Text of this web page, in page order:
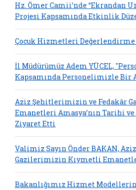
Hz. Ömer Camii’nde “Ekrandan
Projesi Kapsamında Etkinlik
Çocuk Hizmetleri
İl Müdürümüz Adem YÜCEL,
Kapsamında Personelimizle Bir
Aziz Şehitlerimizin ve Fedakâr
Emanetleri Amasya’nın Tarihi
Ziyaret Etti
Valimiz Sayın Önder BAKAN,
Gazilerimizin Kıymetli
Bakanlığımız Hizmet